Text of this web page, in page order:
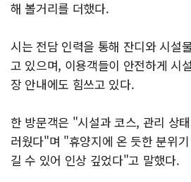
해 볼거리를 더했다.
시는 전담 인력을 통해 잔디와 시설
고 있으며, 이용객들이 안전하게 시
장 안내에도 힘쓰고 있다.
한 방문객은 "시설과 코스, 관리 상
러웠다"며 "휴양지에 온 듯한 분위
길 수 있어 인상 깊었다"고 말했다.